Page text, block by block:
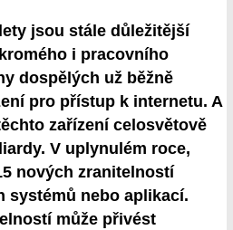
jsou stále důležitější
i pracovního
dospělých už běžně
pro přístup k internetu. A
zařízení celosvětově
V uplynulém roce,
nových zranitelností
systémů nebo aplikací.
může přivést